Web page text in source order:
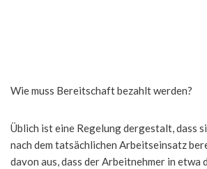
Wie muss Bereitschaft bezahlt werden?
Üblich ist eine Regelung dergestalt, dass
nach dem tatsächlichen Arbeitseinsatz
davon aus, dass der Arbeitnehmer in etwa